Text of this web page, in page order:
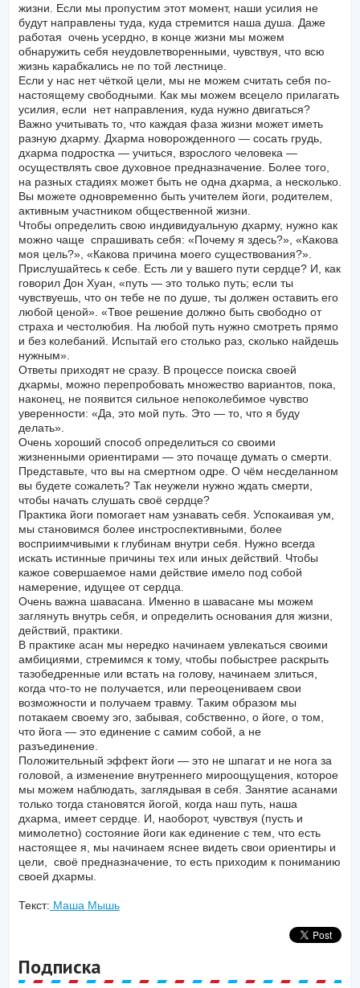
жизни. Если мы пропустим этот момент, наши усилия не
будут направлены туда, куда стремится наша душа. Даже
работая очень усердно, в конце жизни мы можем
обнаружить себя неудовлетворенными, чувствуя, что всю
жизнь карабкались не по той лестнице.
Если у нас нет чёткой цели, мы не можем считать себя по-
настоящему свободными. Как мы можем всецело прилагать
усилия, если нет направления, куда нужно двигаться?
Важно учитывать то, что каждая фаза жизни может иметь
разную дхарму. Дхарма новорожденного — сосать грудь,
дхарма подростка — учиться, взрослого человека —
осуществлять свое духовное предназначение. Более того,
на разных стадиях может быть не одна дхарма, а несколько.
Вы можете одновременно быть учителем йоги, родителем,
активным участником общественной жизни.
Чтобы определить свою индивидуальную дхарму, нужно как
можно чаще спрашивать себя: «Почему я здесь?», «Какова
моя цель?», «Какова причина моего существования?».
Прислушайтесь к себе. Есть ли у вашего пути сердце? И, как
говорил Дон Хуан, «путь — это только путь; если ты
чувствуешь, что он тебе не по душе, ты должен оставить его
любой ценой». «Твое решение должно быть свободно от
страха и честолюбия. На любой путь нужно смотреть прямо
и без колебаний. Испытай его столько раз, сколько найдешь
нужным».
Ответы приходят не сразу. В процессе поиска своей
дхармы, можно перепробовать множество вариантов, пока,
наконец, не появится сильное непоколебимое чувство
уверенности: «Да, это мой путь. Это — то, что я буду
делать».
Очень хороший способ определиться со своими
жизненными ориентирами — это почаще думать о смерти.
Представьте, что вы на смертном одре. О чём несделанном
вы будете сожалеть? Так неужели нужно ждать смерти,
чтобы начать слушать своё сердце?
Практика йоги помогает нам узнавать себя. Успокаивая ум,
мы становимся более инстроспективными, более
восприимчивыми к глубинам внутри себя. Нужно всегда
искать истинные причины тех или иных действий. Чтобы
кажое совершаемое нами действие имело под собой
намерение, идущее от сердца.
Очень важна шавасана. Именно в шавасане мы можем
заглянуть внутрь себя, и определить основания для жизни,
действий, практики.
В практике асан мы нередко начинаем увлекаться своими
амбициями, стремимся к тому, чтобы побыстрее раскрыть
тазобедренные или встать на голову, начинаем злиться,
когда что-то не получается, или переоцениваем свои
возможности и получаем травму. Таким образом мы
потакаем своему эго, забывая, собственно, о йоге, о том,
что йога — это единение с самим собой, а не
разъединение.
Положительный эффект йоги — это не шпагат и не нога за
головой, а изменение внутреннего мироощущения, которое
мы можем наблюдать, заглядывая в себя. Занятие асанами
только тогда становятся йогой, когда наш путь, наша
дхарма, имеет сердце. И, наоборот, чувствуя (пусть и
мимолетно) состояние йоги как единение с тем, что есть
настоящее я, мы начинаем яснее видеть свои ориентиры и
цели, своё предназначение, то есть приходим к пониманию
своей дхармы.
Текст: Маша Мышь
Подписка